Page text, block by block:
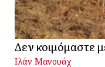
Δεν κοιμόμαστε
Ιλάν Μανουάχ